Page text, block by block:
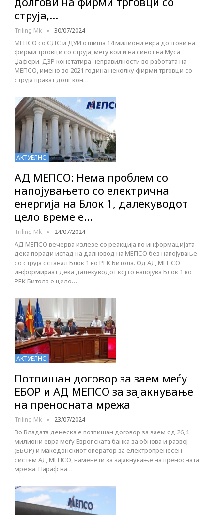
струја,…
Triling Mk 30/07/2024
МЕПСО со СДС и ДУИ отпиша 14 милиони евра долгови на
фирми трговци со струја, меѓу кои и на синот на Муса
Џафери. ДЗР констатира неправилности во работата на
МЕПСО, имено во 2021 година неколку фирми трговци со
струја прават долг кон…
АКТУЕЛНО
АД МЕПСО: Нема проблем со
напојувањето со електрична
енергија на Блок 1, далекуводот
цело време е…
Triling Mk 24/07/2024
АД МЕПСО вечерва излезе со реакција по информацијата
дека поради испад на далновод на МЕПСО без напојување
со струја останал Блок 1 во РЕК Битола. Од АД МЕПСО
информираат дека далекуводот кој го напојува Блок 1 во
РЕК Битола е цело…
АКТУЕЛНО
Потпишан договор за заем меѓу
ЕБОР и АД МЕПСО за зајакнување
на преносната мрежа
Triling Mk 23/07/2024
Во Владата денеска е потпишан договор за заем од 26,4
милиони евра меѓу Европската банка за обнова и развој
(ЕБОР) и македонскиот оператор за електропреносен
систем АД МЕПСО, наменети за зајакнување на преносната
мрежа. Параф на…